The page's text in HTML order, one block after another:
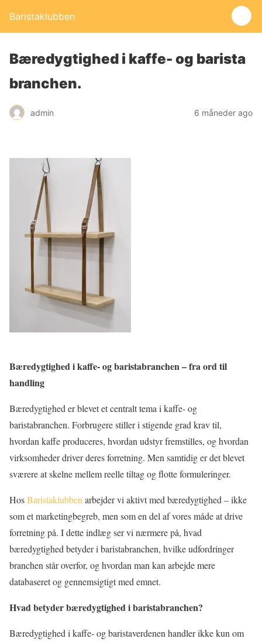
Baristaklubben
Bæredygtighed i kaffe- og barista
branchen.
admin 6 måneder ago
Bæredygtighed i kaffe- og baristabranchen – fra ord til
handling
Bæredygtighed er blevet et centralt tema i kaffe- og
baristabranchen. Forbrugere stiller i stigende grad krav til,
hvordan kaffe produceres, hvordan udstyr fremstilles, og hvordan
virksomheder driver deres forretning. Men samtidig er det blevet
sværere at skelne mellem reelle tiltag og flotte formuleringer.
HosBaristaklubben arbejder vi aktivt med bæredygtighed – ikke
som et marketingbegreb, men som en del af vores måde at drive
forretning på. I dette indlæg ser vi nærmere på, hvad
bæredygtighed betyder i baristabranchen, hvilke udfordringer
branchen står overfor, og hvordan man kan arbejde mere
databaseret og gennemsigtigt med emnet.
Hvad betyder bæredygtighed i baristabranchen?
Bæredygtighed i kaffe- og baristaverdenen handler ikke kun om